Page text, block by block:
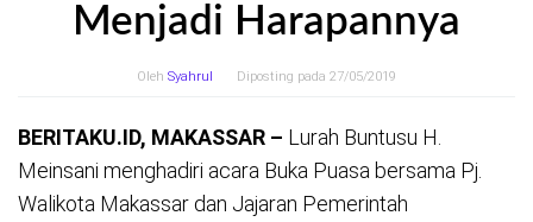
Menjadi Harapannya
Oleh Syahrul Diposting pada 27/05/2019
BERITAKU.ID, MAKASSAR – Lurah Buntusu H.
Meinsani menghadiri acara Buka Puasa bersama Pj.
Walikota Makassar dan Jajaran Pemerintah